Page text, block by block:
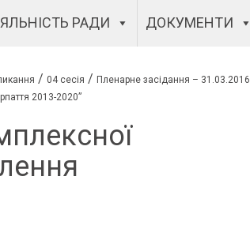
РАДИ ДОКУМЕНТИ
/ 04 сесія / Пленарне засідання – 31.03.2016
2013-2020”